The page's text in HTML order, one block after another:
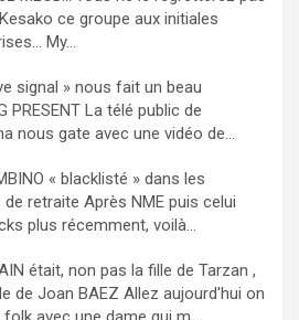
ce groupe aux initiales
My...
signal » nous fait un beau
PRESENT La télé public de
nous gate avec une vidéo de...
« blacklisté » dans les
retraite Après NME puis celui
plus récemment, voilà...
était, non pas la fille de Tarzan ,
de Joan BAEZ Allez aujourd'hui on